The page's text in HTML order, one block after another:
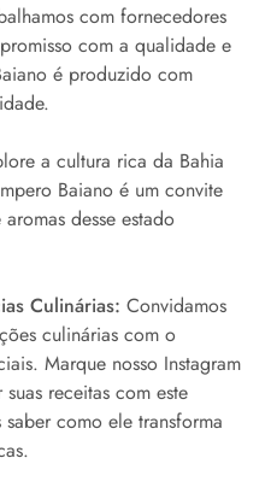
com fornecedores
com a qualidade e
é produzido com
a cultura rica da Bahia
Baiano é um convite
desse estado
Culinárias: Convidamos
culinárias com o
Marque nosso Instagram
suas receitas com este
como ele transforma